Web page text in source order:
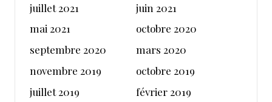
juillet 2021
juin 2021
mai 2021
octobre 2020
septembre 2020
mars 2020
novembre 2019
octobre 2019
juillet 2019
février 2019